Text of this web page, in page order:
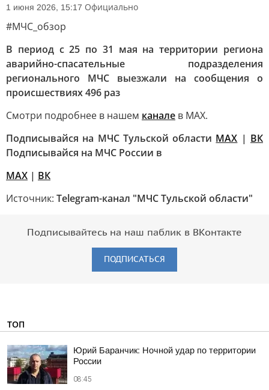
1 июня 2026, 15:17 Официально
#МЧС_обзор
В период с 25 по 31 мая на территории региона
аварийно-спасательные подразделения
регионального МЧС выезжали на сообщения о
происшествиях 496 раз
Смотри подробнее в нашем канале в МАХ.
Подписывайся на МЧС Тульской области MAX | ВК
Подписывайся на МЧС России в
MAX | ВК
Источник: Telegram-канал "МЧС Тульской области"
Подписывайтесь на наш паблик в ВКонтакте
ПОДПИСАТЬСЯ
ТОП
Юрий Баранчик: Ночной удар по территории
России
08:45